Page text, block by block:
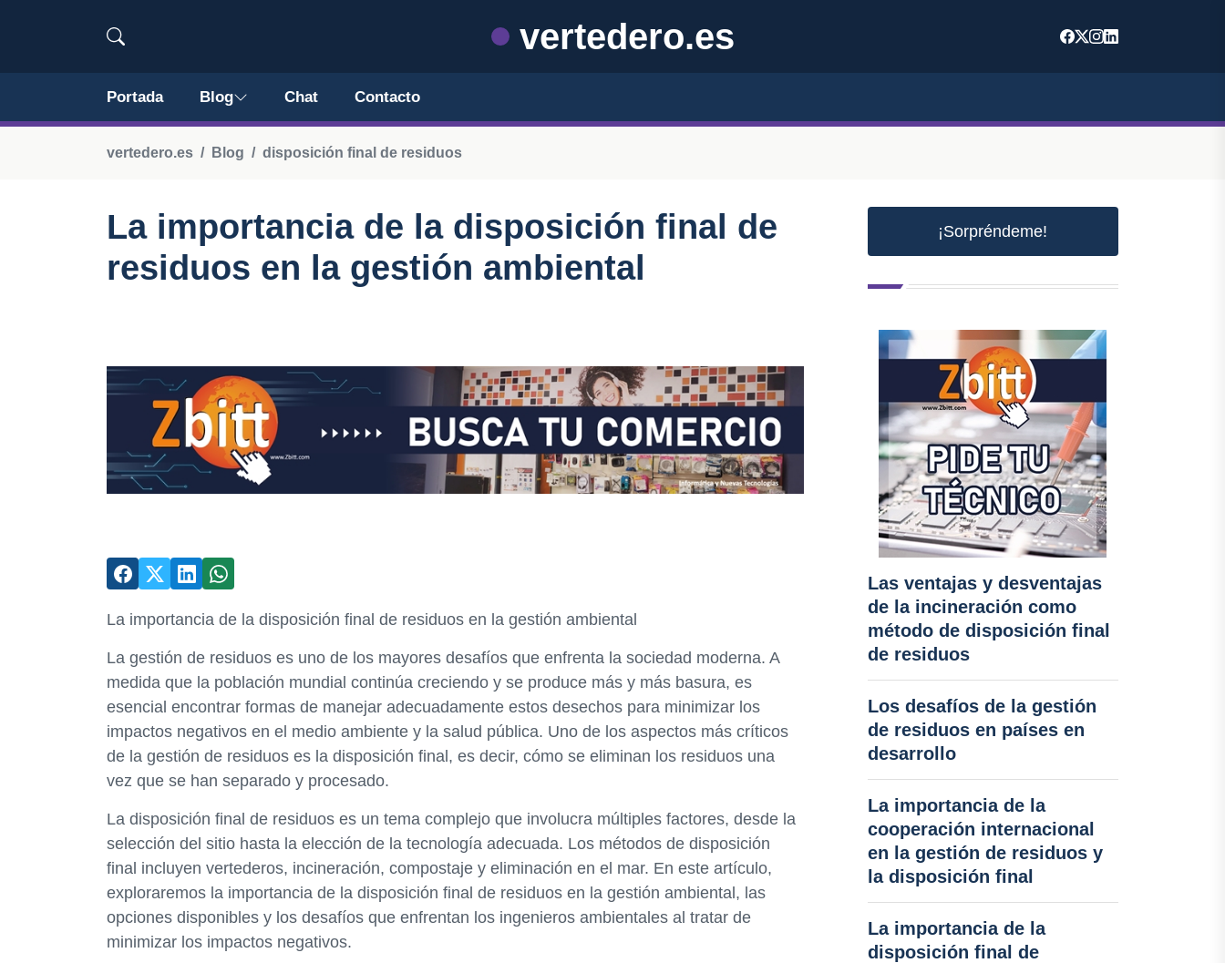
vertedero.es
Portada Blog Chat Contacto
vertedero.es Blog disposición final de residuos
La importancia de la disposición final de
residuos en la gestión ambiental
La importancia de la disposición final de residuos en la gestión ambiental
La gestión de residuos es uno de los mayores desafíos que enfrenta la sociedad moderna. A
medida que la población mundial continúa creciendo y se produce más y más basura, es
esencial encontrar formas de manejar adecuadamente estos desechos para minimizar los
impactos negativos en el medio ambiente y la salud pública. Uno de los aspectos más críticos
de la gestión de residuos es la disposición final, es decir, cómo se eliminan los residuos una
vez que se han separado y procesado.
La disposición final de residuos es un tema complejo que involucra múltiples factores, desde la
selección del sitio hasta la elección de la tecnología adecuada. Los métodos de disposición
final incluyen vertederos, incineración, compostaje y eliminación en el mar. En este artículo,
exploraremos la importancia de la disposición final de residuos en la gestión ambiental, las
opciones disponibles y los desafíos que enfrentan los ingenieros ambientales al tratar de
minimizar los impactos negativos.
¡Sorpréndeme!
Las ventajas y desventajas
de la incineración como
método de disposición final
de residuos
Los desafíos de la gestión
de residuos en países en
desarrollo
La importancia de la
cooperación internacional
en la gestión de residuos y
la disposición final
La importancia de la
disposición final de